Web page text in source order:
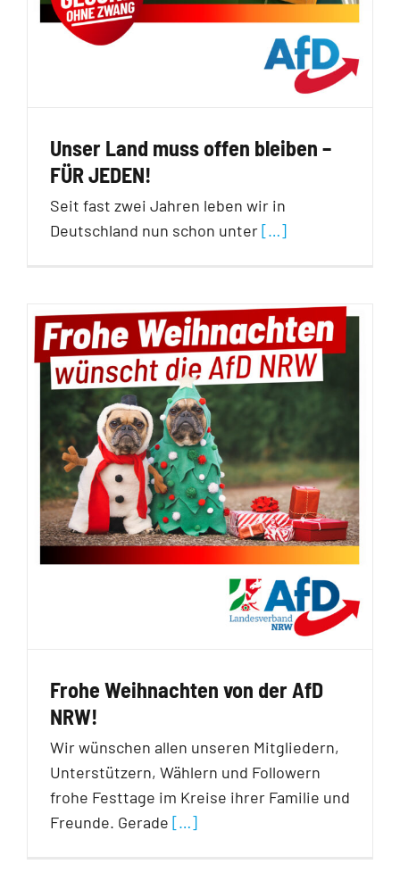
Unser Land muss offen bleiben –
FÜR JEDEN!
Seit fast zwei Jahren leben wir in
Deutschland nun schon unter[…]
Frohe Weihnachten von der AfD
NRW!
Wir wünschen allen unseren Mitgliedern,
Unterstützern, Wählern und Followern
frohe Festtage im Kreise ihrer Familie und
Freunde. Gerade […]